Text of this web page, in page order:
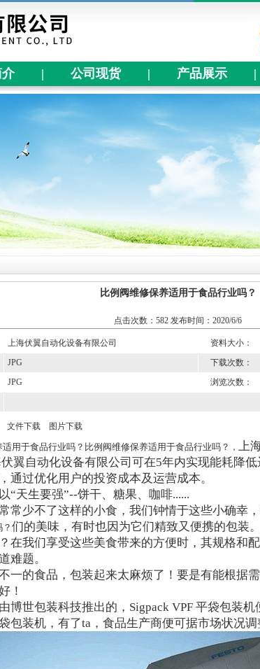
| 公司现货 | 产品展示 |
比例阀维修保养适用于食品行业吗？
点击次数：582 发布时间：2020/6/6
上海伏翼自动化设备有限公司 资料大小：
JPG 下载次数：
JPG 浏览次数：
文件下载 图片下载
适用于食品行业吗？比例阀维修保养适用于食品行业吗？ ， 上
翼自动化设备有限公司可在5年内实现能耗降
通过优化用户的投资成本及运营成本。
“天生要强”--饼干、糖果、咖啡......
常少不了这样的小食，我们钟情于这些小确幸
们的美味，有时也因为它们精致又便携的包装。
在我们享受这些美食带来的方便时，其规格和
难题。
一的食品，包装起来太麻烦了！要是有能根据
！
博世包装科技推出的，Sigpack VPF 平袋包装
包装机，有了ta，食品生产商便可据市场状况调